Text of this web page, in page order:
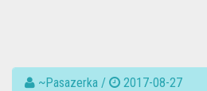
~Pasazerka / 2017-08-27